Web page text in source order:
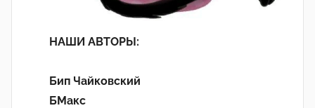
НАШИ АВТОРЫ:
Бип Чайковский
БМакс